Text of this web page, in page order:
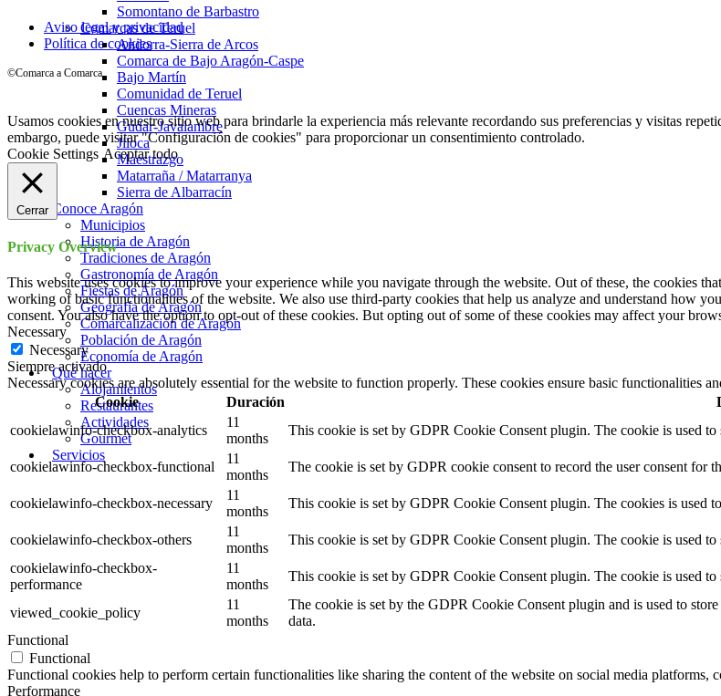
Somontano de Barbastro
Comarcas de Teruel
Andorra-Sierra de Arcos
Comarca de Bajo Aragón-Caspe
Bajo Martín
Comunidad de Teruel
Cuencas Mineras
Gúdar-Javalambre
Jiloca
Maestrazgo
Matarraña / Matarranya
Sierra de Albarracín
Conoce Aragón
Municipios
Historia de Aragón
Tradiciones de Aragón
Gastronomía de Aragón
Fiestas de Aragón
Geografía de Aragón
Comarcalización de Aragón
Población de Aragón
Economía de Aragón
Qué hacer
Alojamientos
Restaurantes
Actividades
Gourmet
Servicios
Aviso legal y privacidad
Política de cookies
©Comarca a Comarca
Usamos cookies en nuestro sitio web para brindarle la experiencia más relevante recordando sus preferencias y visitas
embargo, puede visitar "Configuración de cookies" para proporcionar un consentimiento controlado.
Cookie Settings Aceptar todo
Cerrar
Privacy Overview
This website uses cookies to improve your experience while you navigate through the website. Out of these, the cookies
working of basic functionalities of the website. We also use third-party cookies that help us analyze and understand how
consent. You also have the option to opt-out of these cookies. But opting out of some of these cookies may affect your
Necessary
Necessary
Siempre activado
Necessary cookies are absolutely essential for the website to function properly. These cookies ensure basic functionalities
Cookie
Duración
cookielawinfo-checkbox-analytics
11
months
This cookie is set by GDPR Cookie Consent plugin. The cookie is used
cookielawinfo-checkbox-functional
11
months
The cookie is set by GDPR cookie consent to record the user consent for
cookielawinfo-checkbox-necessary
11
months
This cookie is set by GDPR Cookie Consent plugin. The cookies is used
cookielawinfo-checkbox-others
11
months
This cookie is set by GDPR Cookie Consent plugin. The cookie is used
cookielawinfo-checkbox-
performance
11
months
This cookie is set by GDPR Cookie Consent plugin. The cookie is used
viewed_cookie_policy
11
months
The cookie is set by the GDPR Cookie Consent plugin and is used to
data.
Functional
Functional
Functional cookies help to perform certain functionalities like sharing the content of the website on social media platforms,
Performance